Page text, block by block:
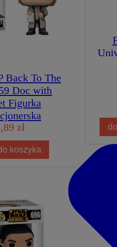
Back To The
Doc with
Figurka
zł
koszyka